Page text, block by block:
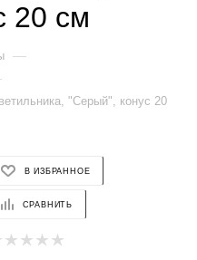
20 см
—
"Серый", конус 20
В ИЗБРАННОЕ
СРАВНИТЬ